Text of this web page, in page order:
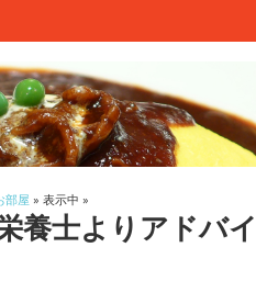
部屋 » 表示中 »
養士よりアドバ